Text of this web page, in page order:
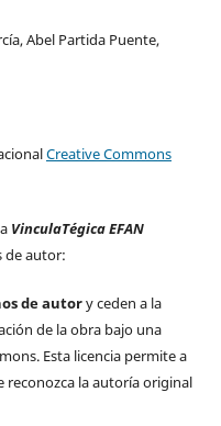
Abel Partida Puente,
Creative Commons
VinculaTégica EFAN
de autor:
de autory ceden a la
de la obra bajo una
Esta licencia permite a
reconozca la autoría original